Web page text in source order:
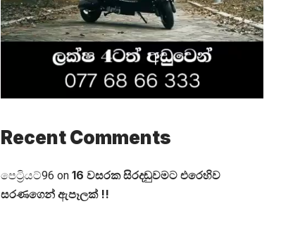
Recent Comments
පෙට්‍රියට්96 on 16 වසරක සිරදඬුවමට එරෙහිව
සරණගෙන් ඇපෑලක් !!